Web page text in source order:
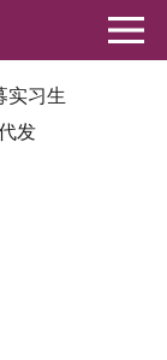
实习生
发